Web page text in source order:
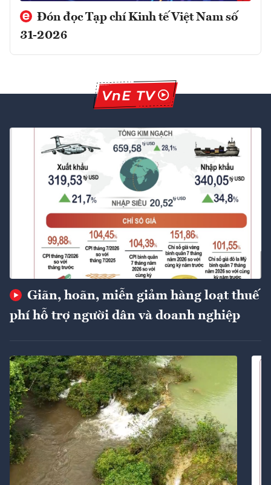
Đón đọc Tạp chí Kinh tế Việt Nam số
31-2026
Giãn, hoãn, miễn giảm hàng loạt thuế
phí hỗ trợ người dân và doanh nghiệp